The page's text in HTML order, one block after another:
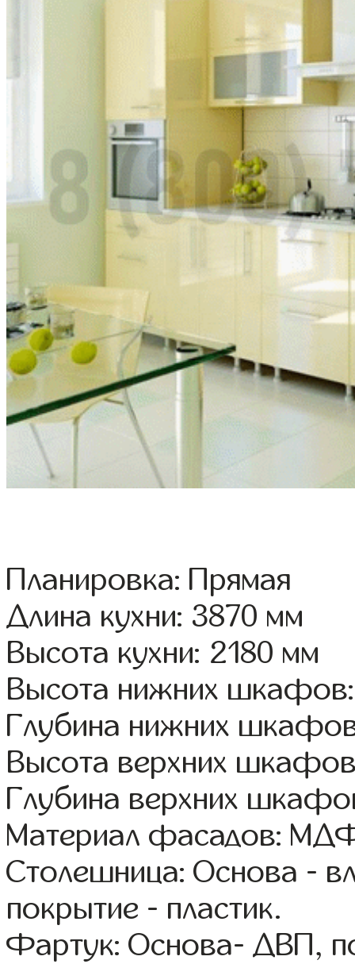
Планировка: Прямая
Длина кухни: 3870 мм
Высота кухни: 2180 мм
Высота нижних
Глубина нижних
Высота верхних
Глубина верхних
Материал фасадов:
Столешница: Основа -
покрытие - пластик.
Фартук: Основа- ДВП,